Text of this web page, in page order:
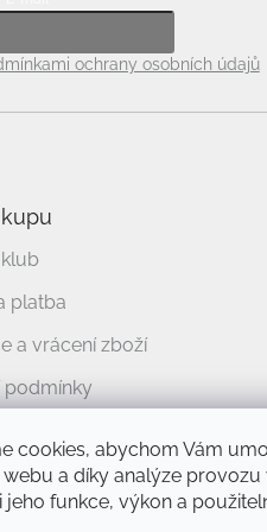
cookies, abychom Vám
webu a díky analýze
jeho funkce, výkon a
ochrany osobních údajů
platba
a vrácení zboží
podmínky